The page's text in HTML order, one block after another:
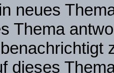
neues
Thema
dieses